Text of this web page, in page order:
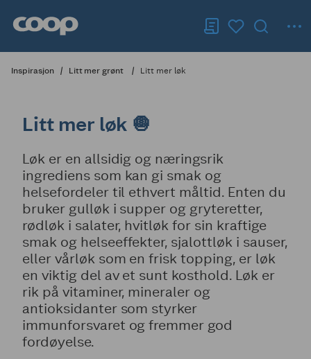
Inspirasjon Litt mer grønt Litt mer løk
Litt mer løk 🧅
Løk er en allsidig og næringsrik
ingrediens som kan gi smak og
helsefordeler til ethvert måltid. Enten du
bruker gulløk i supper og gryteretter,
rødløk i salater, hvitløk for sin kraftige
smak og helseeffekter, sjalottløk i sauser,
eller vårløk som en frisk topping, er løk
en viktig del av et sunt kosthold. Løk er
rik på vitaminer, mineraler og
antioksidanter som styrker
immunforsvaret og fremmer god
fordøyelse.